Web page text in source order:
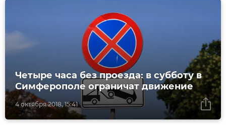
4 октября 2018, 15:41
Четыре часа без проезда: в субботу в
Симферополе ограничат движение